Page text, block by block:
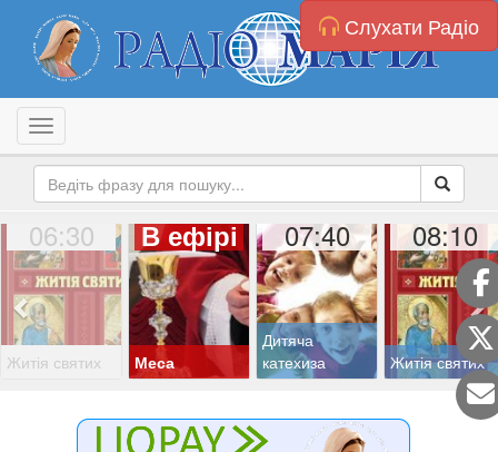
Слухати Радіо
Toggle navigation
06:30
Житія святих
В ефірі
Меса
07:40
Дитяча
катехиза
08:10
Житія святих